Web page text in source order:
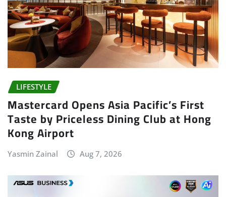
LIFESTYLE
Mastercard Opens Asia Pacific’s First
Taste by Priceless Dining Club at Hong
Kong Airport
Yasmin Zainal Aug 7, 2026